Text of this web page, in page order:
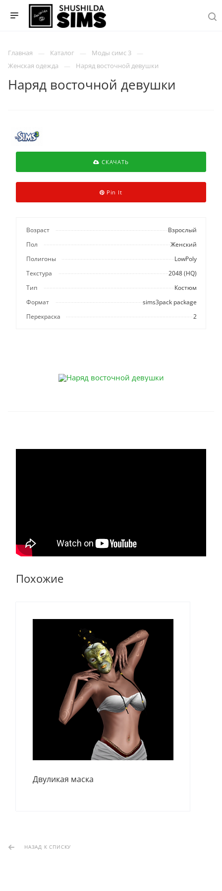
Главная Каталог
Моды симс 3
Женская одежда
Наряд восточной девушки
Наряд восточной девушки
СКАЧАТЬ
Pin It
Возраст
Взрослый
Пол
Женский
Полигоны
LowPoly
Текстура
2048 (HQ)
Тип
Костюм
Формат
sims3pack package
Перекраска
2
Похожие
Двуликая маска
НАЗАД К СПИСКУ